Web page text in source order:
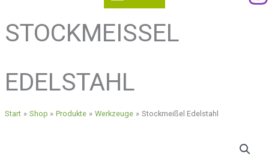
STOCKMEISSEL
EDELSTAHL
Start Shop Produkte Werkzeuge Stockmeißel Edelstahl